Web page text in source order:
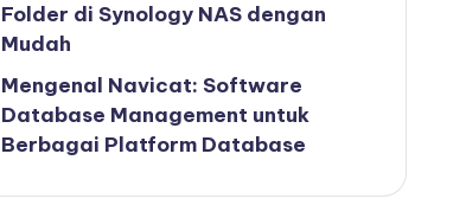
Folder di Synology NAS dengan
Mudah
Mengenal Navicat: Software
Database Management untuk
Berbagai Platform Database